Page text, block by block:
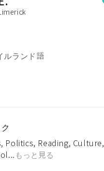
ルランド語
Politics, Reading, Culture,
もっと見る